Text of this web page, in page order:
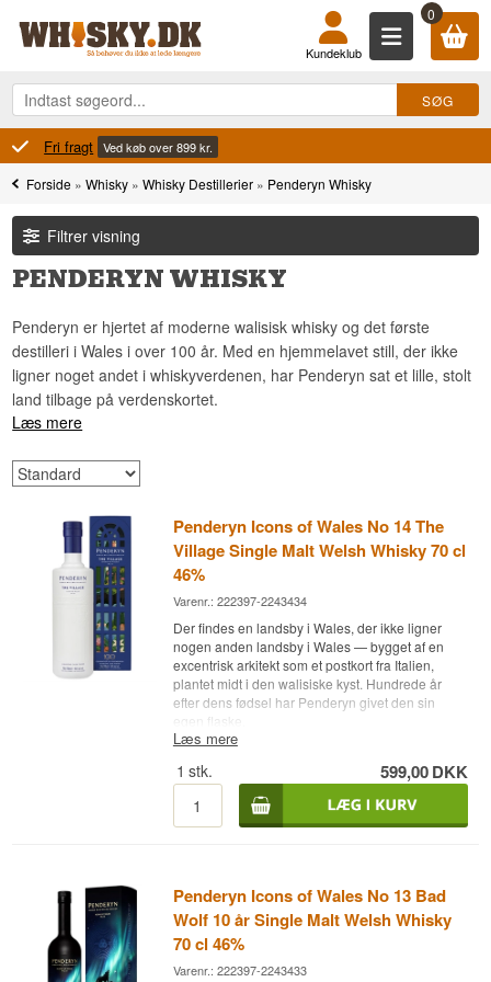
0
Kundeklub
100% Danskejet
Forside »Whisky »Whisky Destillerier » Penderyn Whisky
Filtrer visning
PENDERYN WHISKY
Penderyn er hjertet af moderne walisisk whisky og det første
destilleri i Wales i over 100 år. Med en hjemmelavet still, der ikke
ligner noget andet i whiskyverdenen, har Penderyn sat et lille, stolt
land tilbage på verdenskortet.
Læs mere
Penderyn Icons of Wales No 14 The
Village Single Malt Welsh Whisky 70 cl
46%
Varenr.: 222397-2243434
Der findes en landsby i Wales, der ikke ligner
nogen anden landsby i Wales — bygget af en
excentrisk arkitekt som et postkort fra Italien,
plantet midt i den walisiske kyst. Hundrede år
efter dens fødsel har Penderyn givet den sin
egen flaske.
Penderyn Icons of Wales No. 14 The Village er
en Single Malt Welsh Whisky med eftermodning
på Amarone-fade og aftappet ved 46 %. Flasken
1926 — og The Village blev lanceret i 2026 i
forbindelse med landsbyens 100-års jubilæum,
ved en smagning afholdt i selve Portmeirion.
Amarone-fadene, italiensk rødvin fra Veneto-
Læs mere
1 stk. 599,00DKK
Penderyn Icons of Wales No 13 Bad
Wolf 10 år Single Malt Welsh Whisky
70 cl 46%
Varenr.: 222397-2243433